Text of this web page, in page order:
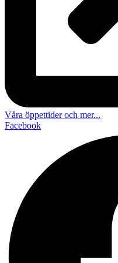
Våra öppettider och mer...
Facebook